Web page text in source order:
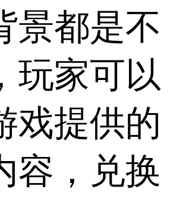
景都是不
玩家可以
戏提供的
容，兑换